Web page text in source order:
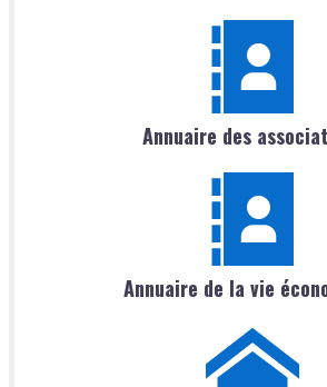
Annuaire des
Annuaire de la vie